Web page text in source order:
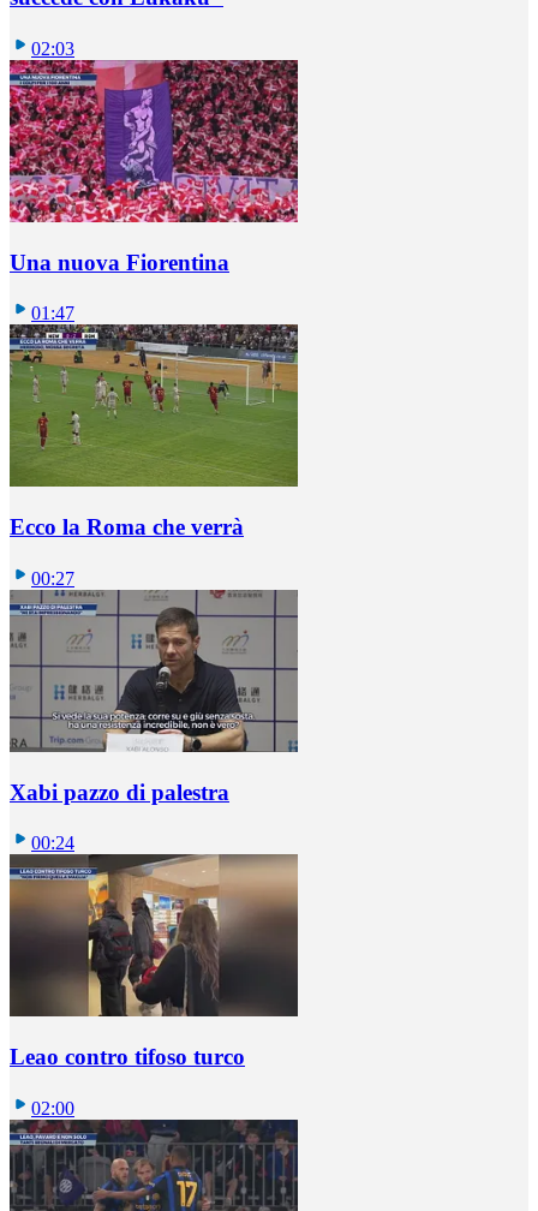
02:03
Una nuova Fiorentina
01:47
Ecco la Roma che verrà
00:27
Xabi pazzo di palestra
00:24
Leao contro tifoso turco
02:00